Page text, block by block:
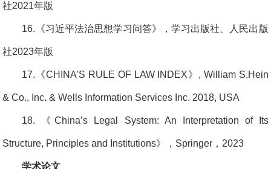
社2021年版
16.《习近平法治思想学习问答》，学习出版社、人民出版
社2023年版
17.《CHINA’S RULE OF LAW INDEX》, William S.Hein
& Co., Inc. & Wells Information Services Inc. 2018, USA
18. 《China’s Legal System: An Interpretation of Its
Structure, Principles and Institutions》，Springer，2023
学术论文